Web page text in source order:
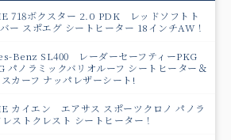
718ボクスター 2.0 PDK レッドソフトト
ー スポエグ シートヒーター 18インチAW！
Benz SL400 レーダーセーフティーPKG
パノラミックバリオルーフ シートヒーター＆
カーフ ナッパレザーシート!
カイエン エアサス スポーツクロノ パノラ
ストクレスト シートヒーター！